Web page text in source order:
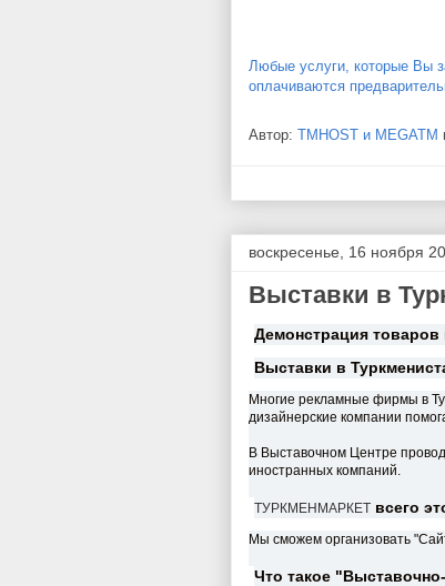
Любые услуги, которые Вы
оплачиваются
Автор: TMHOST и MEGATM
воскресенье, 16 ноября
Выставки в
Демонстрация товаров
Выставки в
Многие рекламные фирмы в
дизайнерские компании
В Выставочном Центре
иностранных компаний.
ТУРКМЕНМАРКЕТ всего
Мы сможем организовать
Что такое